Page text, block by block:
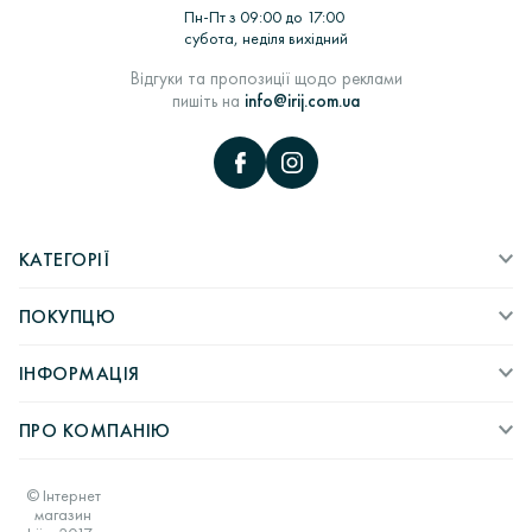
монтаж та декорування ювелірних виробів> Роботи по
шліфовці> ВТК> пробірування виробів в Пробірною
палаті> Підбір вставок і закріпка каміння> Полірування і
надання глянцю> Упаковка і відправка покупцеві.
Пн-Пт з 09:00 до 17:00
субота, неділя вихідний
Відгуки та пропозиції щодо реклами
пишіть на info@irij.com.ua
КАТЕГОРІЇ
ПОКУПЦЮ
ІНФОРМАЦІЯ
ПРО КОМПАНІЮ
© Інтернет
магазин